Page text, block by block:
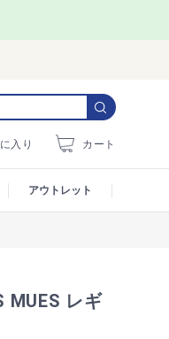
入り カート
アウトレット
MUES レギ